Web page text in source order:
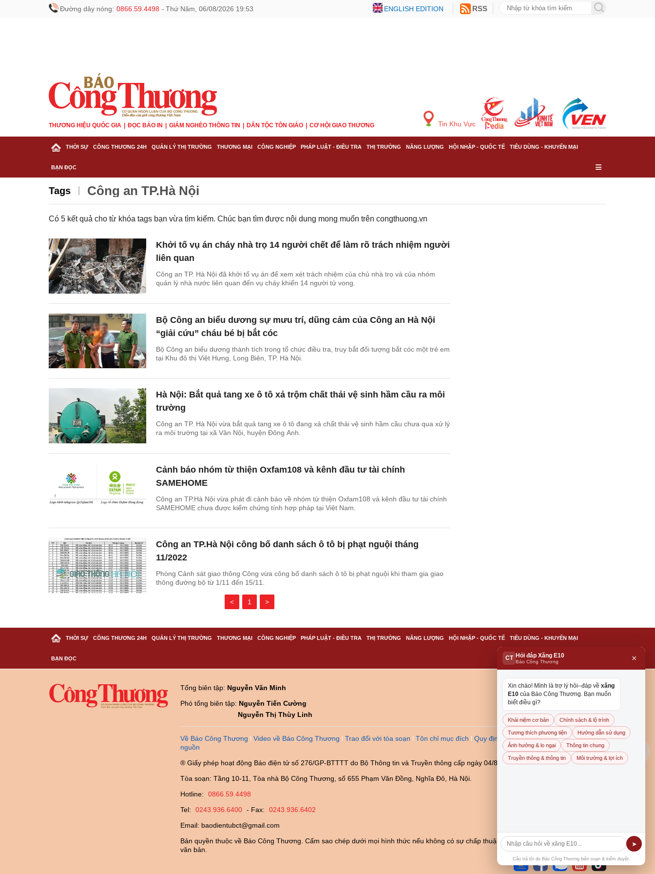
Đường dây nóng: 0866.59.4498 - Thứ Năm, 06/08/2026 19:53 RSS
ENGLISH EDITION
THƯƠNG HIỆU QUỐC GIA ĐỌC BÁO IN GIẢM NGHÈO THÔNG TIN DÂN TỘC TÔN GIÁO CƠ HỘI GIAO THƯƠNG Tin Khu Vực
THỜI SỰ CÔNG THƯƠNG 24H QUẢN LÝ THỊ TRƯỜNG THƯƠNG MẠI CÔNG NGHIỆP PHÁP LUẬT - ĐIỀU TRA THỊ TRƯỜNG NĂNG LƯỢNG HỘI NHẬP - QUỐC TẾ TIÊU DÙNG - KHUYẾN MẠI
BẠN ĐỌC
Tags Công an TP.Hà Nội
Có 5 kết quả cho từ khóa tags bạn vừa tìm kiếm. Chúc bạn tìm được nội dung mong muốn trên congthuong.vn
Khởi tố vụ án cháy nhà trọ 14 người chết để làm rõ trách nhiệm người
liên quan
Công an TP. Hà Nội đã khởi tố vụ án để xem xét trách nhiệm của chủ nhà trọ và của nhóm
quản lý nhà nước liên quan đến vụ cháy khiến 14 người tử vong.
Bộ Công an biểu dương sự mưu trí, dũng cảm của Công an Hà Nội
“giải cứu” cháu bé bị bắt cóc
Bộ Công an biểu dương thành tích trong tổ chức điều tra, truy bắt đối tượng bắt cóc một trẻ em
tại Khu đô thị Việt Hưng, Long Biên, TP. Hà Nội.
Hà Nội: Bắt quả tang xe ô tô xả trộm chất thải vệ sinh hầm cầu ra môi
trường
Công an TP. Hà Nội vừa bắt quả tang xe ô tô đang xả chất thải vệ sinh hầm cầu chưa qua xử lý
ra môi trường tại xã Vân Nội, huyện Đông Anh.
Cảnh báo nhóm từ thiện Oxfam108 và kênh đầu tư tài chính
SAMEHOME
Công an TP.Hà Nội vừa phát đi cảnh báo về nhóm từ thiện Oxfam108 và kênh đầu tư tài chính
SAMEHOME chưa được kiểm chứng tính hợp pháp tại Việt Nam.
Công an TP.Hà Nội công bố danh sách ô tô bị phạt nguội tháng
11/2022
Phòng Cảnh sát giao thông Công vừa công bố danh sách ô tô bị phạt nguội khi tham gia giao
thông đường bộ từ 1/11 đến 15/11.
< 1 >
THỜI SỰ CÔNG THƯƠNG 24H QUẢN LÝ THỊ TRƯỜNG THƯƠNG MẠI CÔNG NGHIỆP PHÁP LUẬT - ĐIỀU TRA THỊ TRƯỜNG NĂNG LƯỢNG HỘI NHẬP - QUỐC TẾ TIÊU DÙNG - KHUYẾN MẠI
BẠN ĐỌC
Tổng biên tập: Nguyễn Văn Minh
Phó tổng biên tập: Nguyễn Tiến Cường
Nguyễn Thị Thùy Linh
Về Báo Công Thương Video về Báo Công Thương Trao đổi với tòa soạn Tôn chỉ mục đích
Quy định dẫn
nguồn
® Giấy phép hoạt động Báo điện tử số 276/GP-BTTTT do Bộ Thông tin và Truyền thông cấp ngày 04/8/2023
Tòa soạn: Tầng 10-11, Tòa nhà Bộ Công Thương, số 655 Phạm Văn Đồng, Nghĩa Đô, Hà Nội.
Hotline:
0866.59.4498
Tel:
0243.936.6400 - Fax:
0243.936.6402
Email: baodientubct@gmail.com
Bản quyền thuộc về Báo Công Thương. Cấm sao chép dưới mọi hình thức nếu không có sự chấp thuận bằng
văn bản.
CT Hỏi đáp Xăng E10
Báo Công Thương ×
Xin chào! Mình là trợ lý hỏi–đáp về xăng
E10 của Báo Công Thương. Bạn muốn
biết điều gì?
Khái niệm cơ bản Chính sách & lộ trình
Tương thích phương tiện Hướng dẫn sử dụng
Ảnh hưởng & lo ngại Thông tin chung
Truyền thông & thông tin Môi trường & lợi ích
➤
Câu trả lời do Báo Công Thương biên soạn & kiểm duyệt.